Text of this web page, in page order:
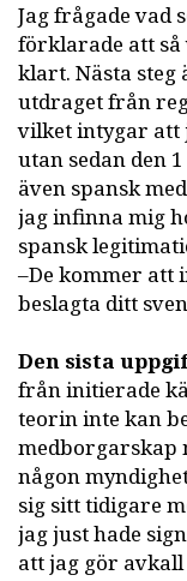
Jag frågade vad
förklarade att så
klart. Nästa
utdraget från
vilket intygar att
utan sedan den
även spansk
jag infinna mig
spansk
–De kommer att
beslagta ditt
Den sista
från initierade
teorin inte kan
medborgarskap
någon
sig sitt tidigare
jag just hade
att jag gör